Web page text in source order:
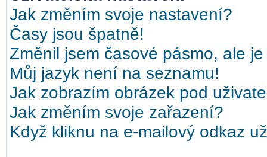
Jak změním svoje nastavení?
Časy jsou špatně!
Změnil jsem časové pásmo, ale
Můj jazyk není na seznamu!
Jak zobrazím obrázek pod
Jak změním svoje zařazení?
Když kliknu na e-mailový odkaz